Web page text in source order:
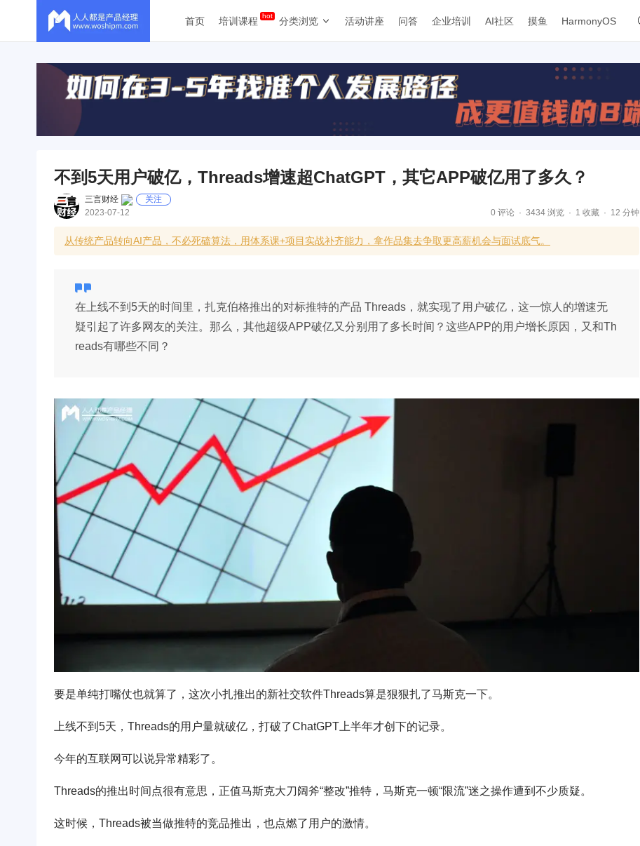
首页 培训课程 分类浏览 活动讲座 问答 企业培训 AI社区 摸鱼 HarmonyOS
不到5天用户破亿，Threads增速超ChatGPT，其它APP破亿用了多久？
三言财经
关注
2023-07-12
0 评论 3434 浏览 1 收藏 12 分钟
从传统产品转向AI产品，不必死磕算法，用体系课+项目实战补齐能力，拿作品集去争取更高薪机会与面试底气。
在上线不到5天的时间里，扎克伯格推出的对标推特的产品 Threads，就实现了用户破亿，这一惊人的增速无
疑引起了许多网友的关注。那么，其他超级APP破亿又分别用了多长时间？这些APP的用户增长原因，又和Th
reads有哪些不同？
要是单纯打嘴仗也就算了，这次小扎推出的新社交软件Threads算是狠狠扎了马斯克一下。
上线不到5天，Threads的用户量就破亿，打破了ChatGPT上半年才创下的记录。
今年的互联网可以说异常精彩了。
Threads的推出时间点很有意思，正值马斯克大刀阔斧“整改”推特，马斯克一顿“限流”迷之操作遭到不少质疑。
这时候，Threads被当做推特的竞品推出，也点燃了用户的激情。